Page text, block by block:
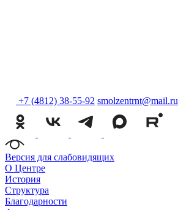
+7 (4812) 38-55-92 smolzentrnt@mail.ru
Версия для слабовидящих
О Центре
История
Структура
Благодарности